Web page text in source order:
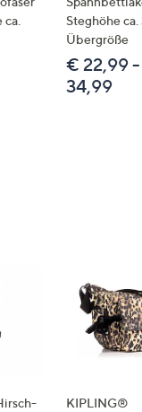
Steghöhe
Übergröße
€ 22,99
34,99
KIPLING®